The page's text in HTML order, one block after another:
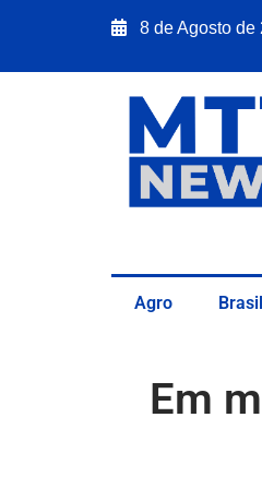
8 de Agosto de
Agro Brasil
Em